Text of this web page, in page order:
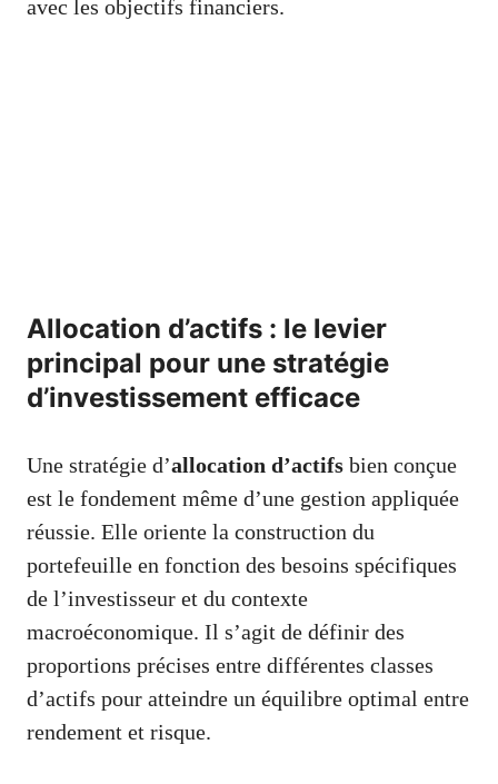
avec les objectifs financiers.
Allocation d’actifs : le levier
principal pour une stratégie
d’investissement efficace
Une stratégie d’allocation d’actifs bien conçue
est le fondement même d’une gestion appliquée
réussie. Elle oriente la construction du
portefeuille en fonction des besoins spécifiques
de l’investisseur et du contexte
macroéconomique. Il s’agit de définir des
proportions précises entre différentes classes
d’actifs pour atteindre un équilibre optimal entre
rendement et risque.